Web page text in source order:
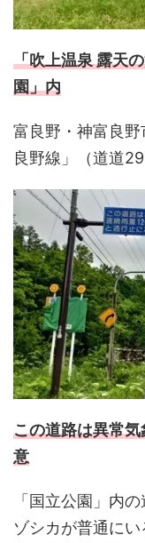
「吹上温泉 露天
園」内
富良野・神富良
良野線」（道道
この道路は異常
意
「国立公園」内
ゾシカが普通に